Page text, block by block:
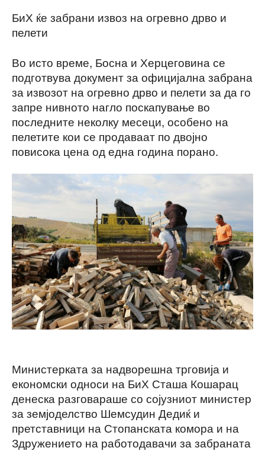
БиХ ќе забрани извоз на огревно дрво и
пелети
Во исто време, Босна и Херцеговина се
подготвува документ за официјална забрана
за извозот на огревно дрво и пелети за да го
запре нивното нагло поскапување во
последните неколку месеци, особено на
пелетите кои се продаваат по двојно
повисока цена од една година порано.
Министерката за надворешна трговија и
економски односи на БиХ Сташа Кошарац
денеска разговараше со сојузниот министер
за земјоделство Шемсудин Дедиќ и
претставници на Стопанската комора и на
Здружението на работодавачи за забраната